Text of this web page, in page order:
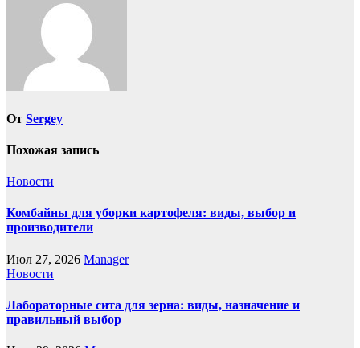
От Sergey
Похожая запись
Новости
Комбайны для уборки картофеля: виды, выбор и
производители
Июл 27, 2026 Manager
Новости
Лабораторные сита для зерна: виды, назначение и
правильный выбор